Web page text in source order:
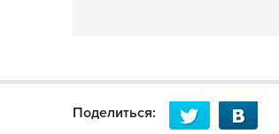
Поделиться: